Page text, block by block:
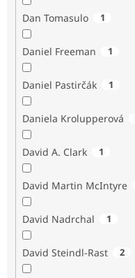
Dan Tomasulo 1
Daniel Freeman 1
Daniel Pastirčák 1
Daniela Krolupperová
David A. Clark 1
David Martin McIntyre
David Nadrchal 1
David Steindl-Rast 2